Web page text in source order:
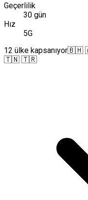
Geçerlilik
30 gün
Hız
5G
12 ülke kapsanıyor🇧🇭
🇹🇳 🇹🇷